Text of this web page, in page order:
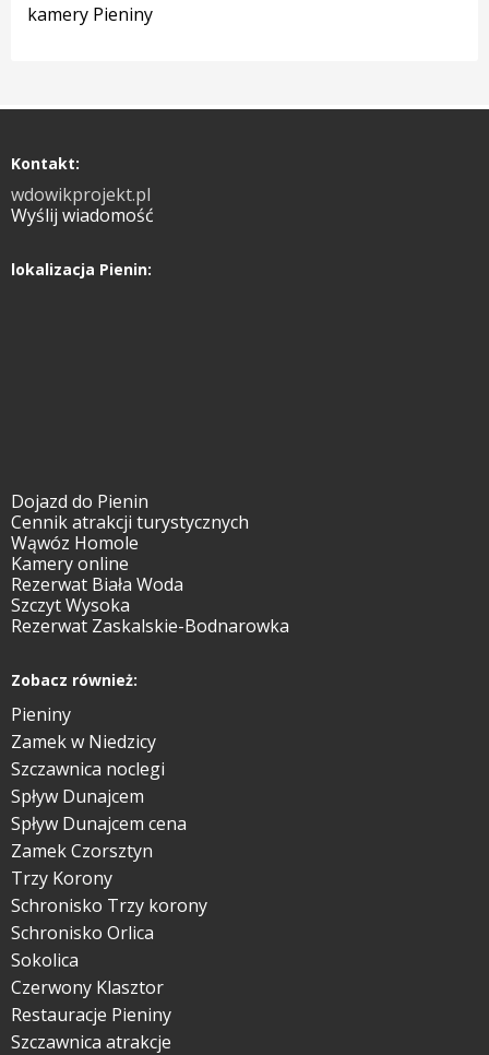
kamery Pieniny
Kontakt:
wdowikprojekt.pl
Wyślij wiadomość
lokalizacja Pienin:
Dojazd do Pienin
Cennik atrakcji turystycznych
Wąwóz Homole
Kamery online
Rezerwat Biała Woda
Szczyt Wysoka
Rezerwat Zaskalskie-Bodnarowka
Zobacz również:
Pieniny
Zamek w Niedzicy
Szczawnica noclegi
Spływ Dunajcem
Spływ Dunajcem cena
Zamek Czorsztyn
Trzy Korony
Schronisko Trzy korony
Schronisko Orlica
Sokolica
Czerwony Klasztor
Restauracje Pieniny
Szczawnica atrakcje